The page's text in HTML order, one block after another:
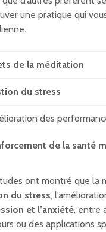
une pratique qui
de la méditation
du stress
des
de la santé
ont montré que la
du stress,
et l’anxiété, entre
ou des applications